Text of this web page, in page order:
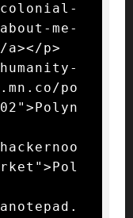
me-
a></p>
po